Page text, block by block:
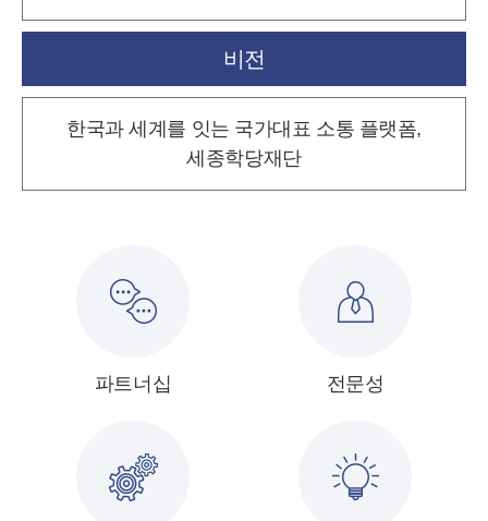
비전
한국과 세계를 잇는 국가대표 소통 플랫폼,
세종학당재단
파트너십 전문성